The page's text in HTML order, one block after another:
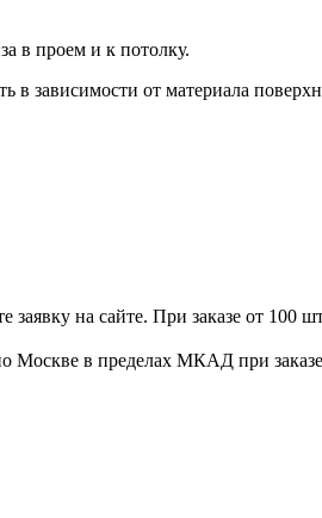
в проем и к потолку.
в зависимости от материала
на сайте. При заказе от 100
Москве в пределах МКАД при